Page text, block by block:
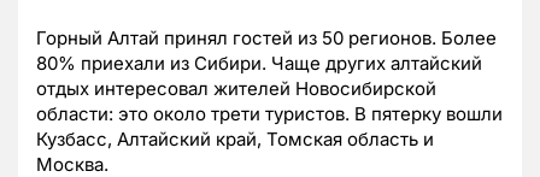
Горный Алтай принял гостей из 50 регионов. Более
80% приехали из Сибири. Чаще других алтайский
отдых интересовал жителей Новосибирской
области: это около трети туристов. В пятерку вошли
Кузбасс, Алтайский край, Томская область и
Москва.